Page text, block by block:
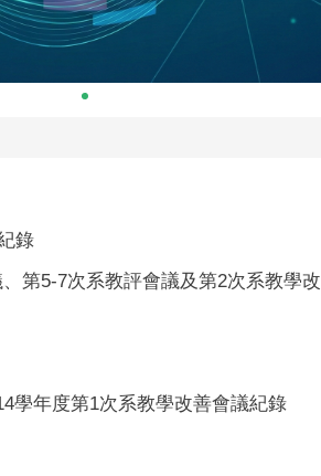
錄
第5-7次系教評會議及第2次系教學
學年度第1次系教學改善會議紀錄